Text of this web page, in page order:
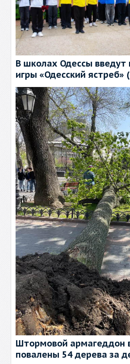
В школах Одессы введут
игры «Одесский ястреб»
Штормовой армагеддон
повалены 54 дерева за